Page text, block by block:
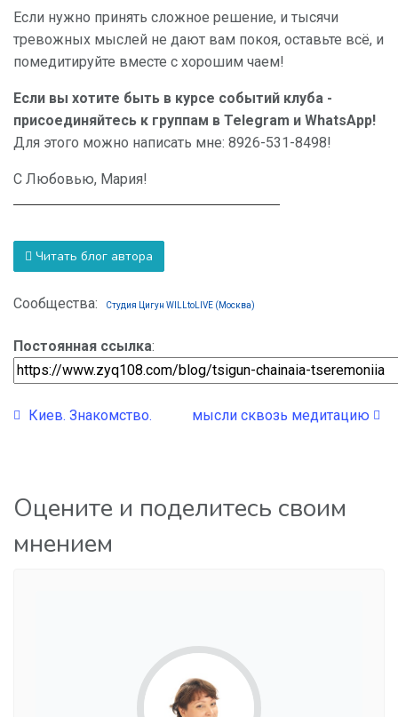
Если нужно принять сложное решение, и тысячи
тревожных мыслей не дают вам покоя, оставьте всё, и
помедитируйте вместе с хорошим чаем!
Если вы хотите быть в курсе событий клуба -
присоединяйтесь к группам в Telegram и WhatsApp!
Для этого можно написать мне: 8926-531-8498!
C Любовью, Мария!
Читать блог автора
Сообщества: Студия Цигун WILLtoLIVE (Москва)
Постоянная ссылка:
Киев. Знакомство. мысли сквозь медитацию
Оцените и поделитесь своим
мнением